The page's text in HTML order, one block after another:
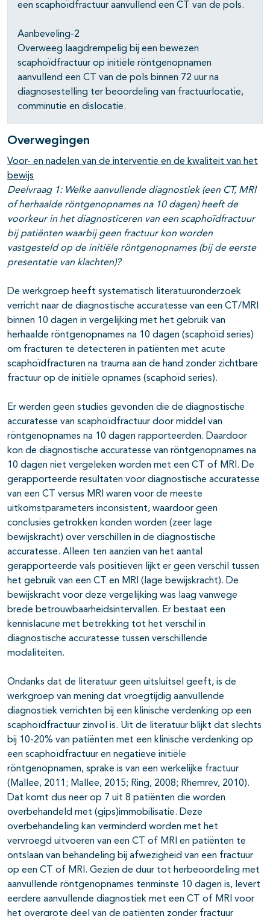
een scaphoïdfractuur aanvullend een CT van de pols.
Aanbeveling-2
Overweeg laagdrempelig bij een bewezen
scaphoïdfractuur op initiële röntgenopnamen
aanvullend een CT van de pols binnen 72 uur na
diagnosestelling ter beoordeling van fractuurlocatie,
comminutie en dislocatie.
Overwegingen
Voor- en nadelen van de interventie en de kwaliteit van het
bewijs
Deelvraag 1: Welke aanvullende diagnostiek (een CT, MRI
of herhaalde röntgenopnames na 10 dagen) heeft de
voorkeur in het diagnosticeren van een scaphoïdfractuur
bij patiënten waarbij geen fractuur kon worden
vastgesteld op de initiële röntgenopnames (bij de eerste
presentatie van klachten)?
De werkgroep heeft systematisch literatuuronderzoek
verricht naar de diagnostische accuratesse van een CT/MRI
binnen 10 dagen in vergelijking met het gebruik van
herhaalde röntgenopnames na 10 dagen (scaphoïd series)
om fracturen te detecteren in patiënten met acute
scaphoïdfracturen na trauma aan de hand zonder zichtbare
fractuur op de initiële opnames (scaphoïd series).
Er werden geen studies gevonden die de diagnostische
accuratesse van scaphoïdfractuur door middel van
röntgenopnames na 10 dagen rapporteerden. Daardoor
kon de diagnostische accuratesse van röntgenopnames na
10 dagen niet vergeleken worden met een CT of MRI. De
gerapporteerde resultaten voor diagnostische accuratesse
van een CT versus MRI waren voor de meeste
uitkomstparameters inconsistent, waardoor geen
conclusies getrokken konden worden (zeer lage
bewijskracht) over verschillen in de diagnostische
accuratesse. Alleen ten aanzien van het aantal
gerapporteerde vals positieven lijkt er geen verschil tussen
het gebruik van een CT en MRI (lage bewijskracht). De
bewijskracht voor deze vergelijking was laag vanwege
brede betrouwbaarheidsintervallen. Er bestaat een
kennislacune met betrekking tot het verschil in
diagnostische accuratesse tussen verschillende
modaliteiten.
Ondanks dat de literatuur geen uitsluitsel geeft, is de
werkgroep van mening dat vroegtijdig aanvullende
diagnostiek verrichten bij een klinische verdenking op een
scaphoïdfractuur zinvol is. Uit de literatuur blijkt dat slechts
bij 10-20% van patiënten met een klinische verdenking op
een scaphoïdfractuur en negatieve initiële
röntgenopnamen, sprake is van een werkelijke fractuur
(Mallee, 2011; Mallee, 2015; Ring, 2008; Rhemrev, 2010).
Dat komt dus neer op 7 uit 8 patiënten die worden
overbehandeld met (gips)immobilisatie. Deze
overbehandeling kan verminderd worden met het
vervroegd uitvoeren van een CT of MRI en patiënten te
ontslaan van behandeling bij afwezigheid van een fractuur
op een CT of MRI. Gezien de duur tot herbeoordeling met
aanvullende röntgenopnames tenminste 10 dagen is, levert
eerdere aanvullende diagnostiek met een CT of MRI voor
het overgrote deel van de patiënten zonder fractuur